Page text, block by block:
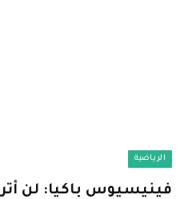
الرياضية
فينيسيوس باكيا: لن